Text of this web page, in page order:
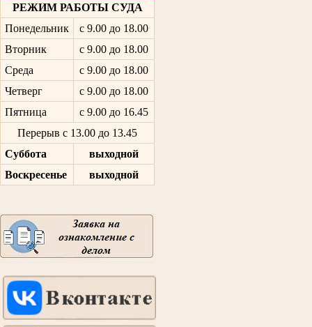
РЕЖИМ РАБОТЫ СУДА
Понедельник
с 9.00 до 18.00
Вторник
с 9.00 до 18.00
Среда
с 9.00 до 18.00
Четверг
с 9.00 до 18.00
Пятница
с 9.00 до 16.45
Перерыв с 13.00 до 13.45
Суббота
выходной
Воскресенье
выходной